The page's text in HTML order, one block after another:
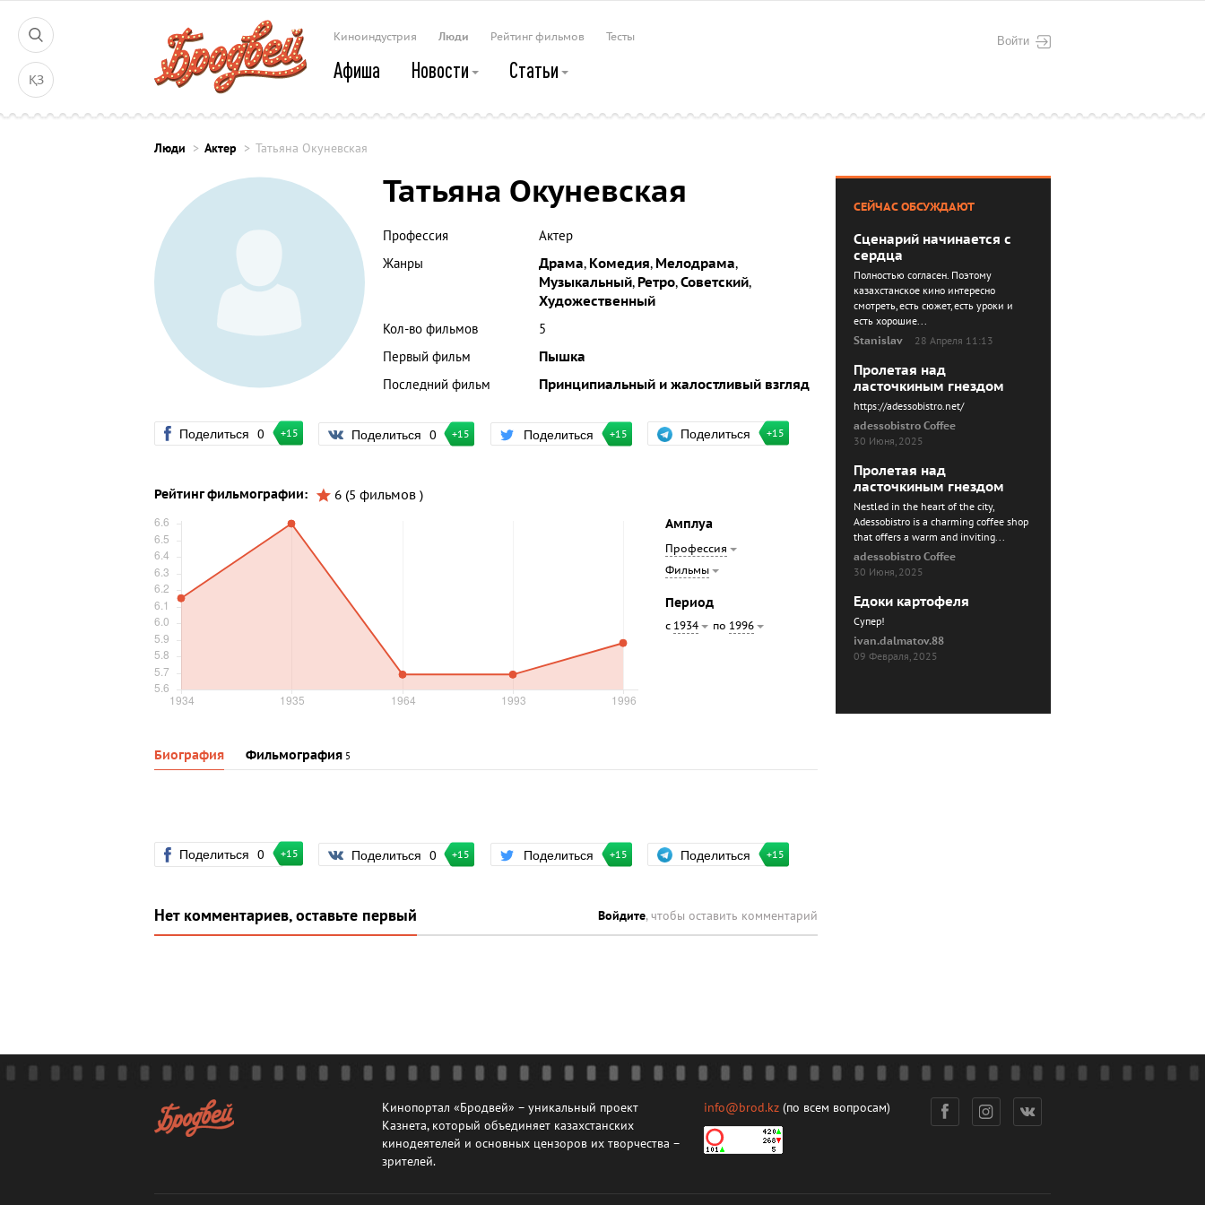
ҚЗ
Войти
Киноиндустрия Люди Рейтинг фильмов Тесты
Афиша Новости Статьи
Люди Актер Татьяна Окуневская
Татьяна Окуневская
Профессия
Актер
Жанры
Драма, Комедия, Мелодрама,
Музыкальный, Ретро,Советский,
Художественный
Кол-во фильмов
5
Первый фильм
Пышка
Последний фильм
Принципиальный и жалостливый взгляд
Поделиться 0 +15 Поделиться 0 +15 Поделиться +15 Поделиться +15
Рейтинг фильмографии:
6 (5 фильмов )
Амплуа
Профессия
Фильмы
Период
с 1934 по 1996
Биография Фильмография 5
Поделиться 0 +15 Поделиться 0 +15 Поделиться +15 Поделиться +15
Нет комментариев, оставьте первый Войдите, чтобы оставить комментарий
СЕЙЧАС ОБСУЖДАЮТ
Сценарий начинается с
сердца
Полностью согласен. Поэтому
казахстанское кино интересно
смотреть, есть сюжет, есть уроки и
есть хорошие...
Stanislav
28 Апреля 11:13
Пролетая над
ласточкиным гнездом
https://adessobistro.net/
adessobistro Coffee
30 Июня, 2025
Пролетая над
ласточкиным гнездом
Nestled in the heart of the city,
Adessobistro is a charming coffee shop
that offers a warm and inviting...
adessobistro Coffee
30 Июня, 2025
Едоки картофеля
Cупер!
ivan.dalmatov.88
09 Февраля, 2025
Кинопортал «Бродвей» – уникальный проект
Казнета, который объединяет казахстанских
кинодеятелей и основных цензоров их творчества –
зрителей.
info@brod.kz (по всем вопросам)